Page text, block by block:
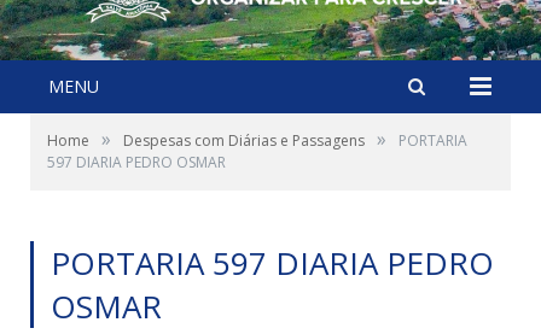
MENU
Home » Despesas com Diárias e Passagens »
PORTARIA
597 DIARIA PEDRO OSMAR
PORTARIA 597 DIARIA PEDRO
OSMAR